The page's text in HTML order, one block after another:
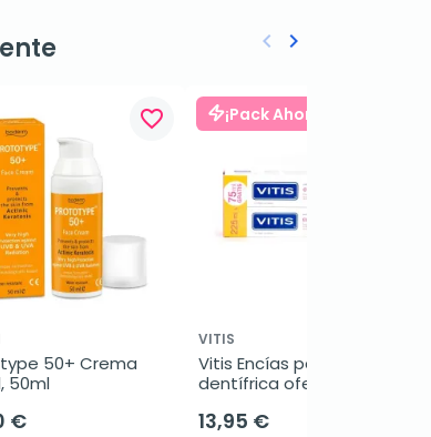
favorite_border
50+ Crema
50ml
€
¡Pack Ahorro!
VITIS
Vitis Encías pasta
dentífrica oferta duplo,
Encías colutorio 30 ml
13,95 €
Anterior
keyboard_arrow_left Siguiente
keyboard_arrow_right